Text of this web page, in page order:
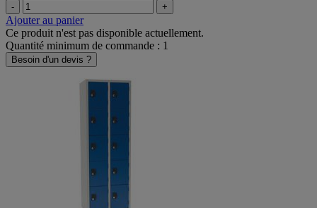
- +
Ajouter au panier
Ce produit n'est pas disponible actuellement.
Quantité minimum de commande : 1
Besoin d'un devis ?